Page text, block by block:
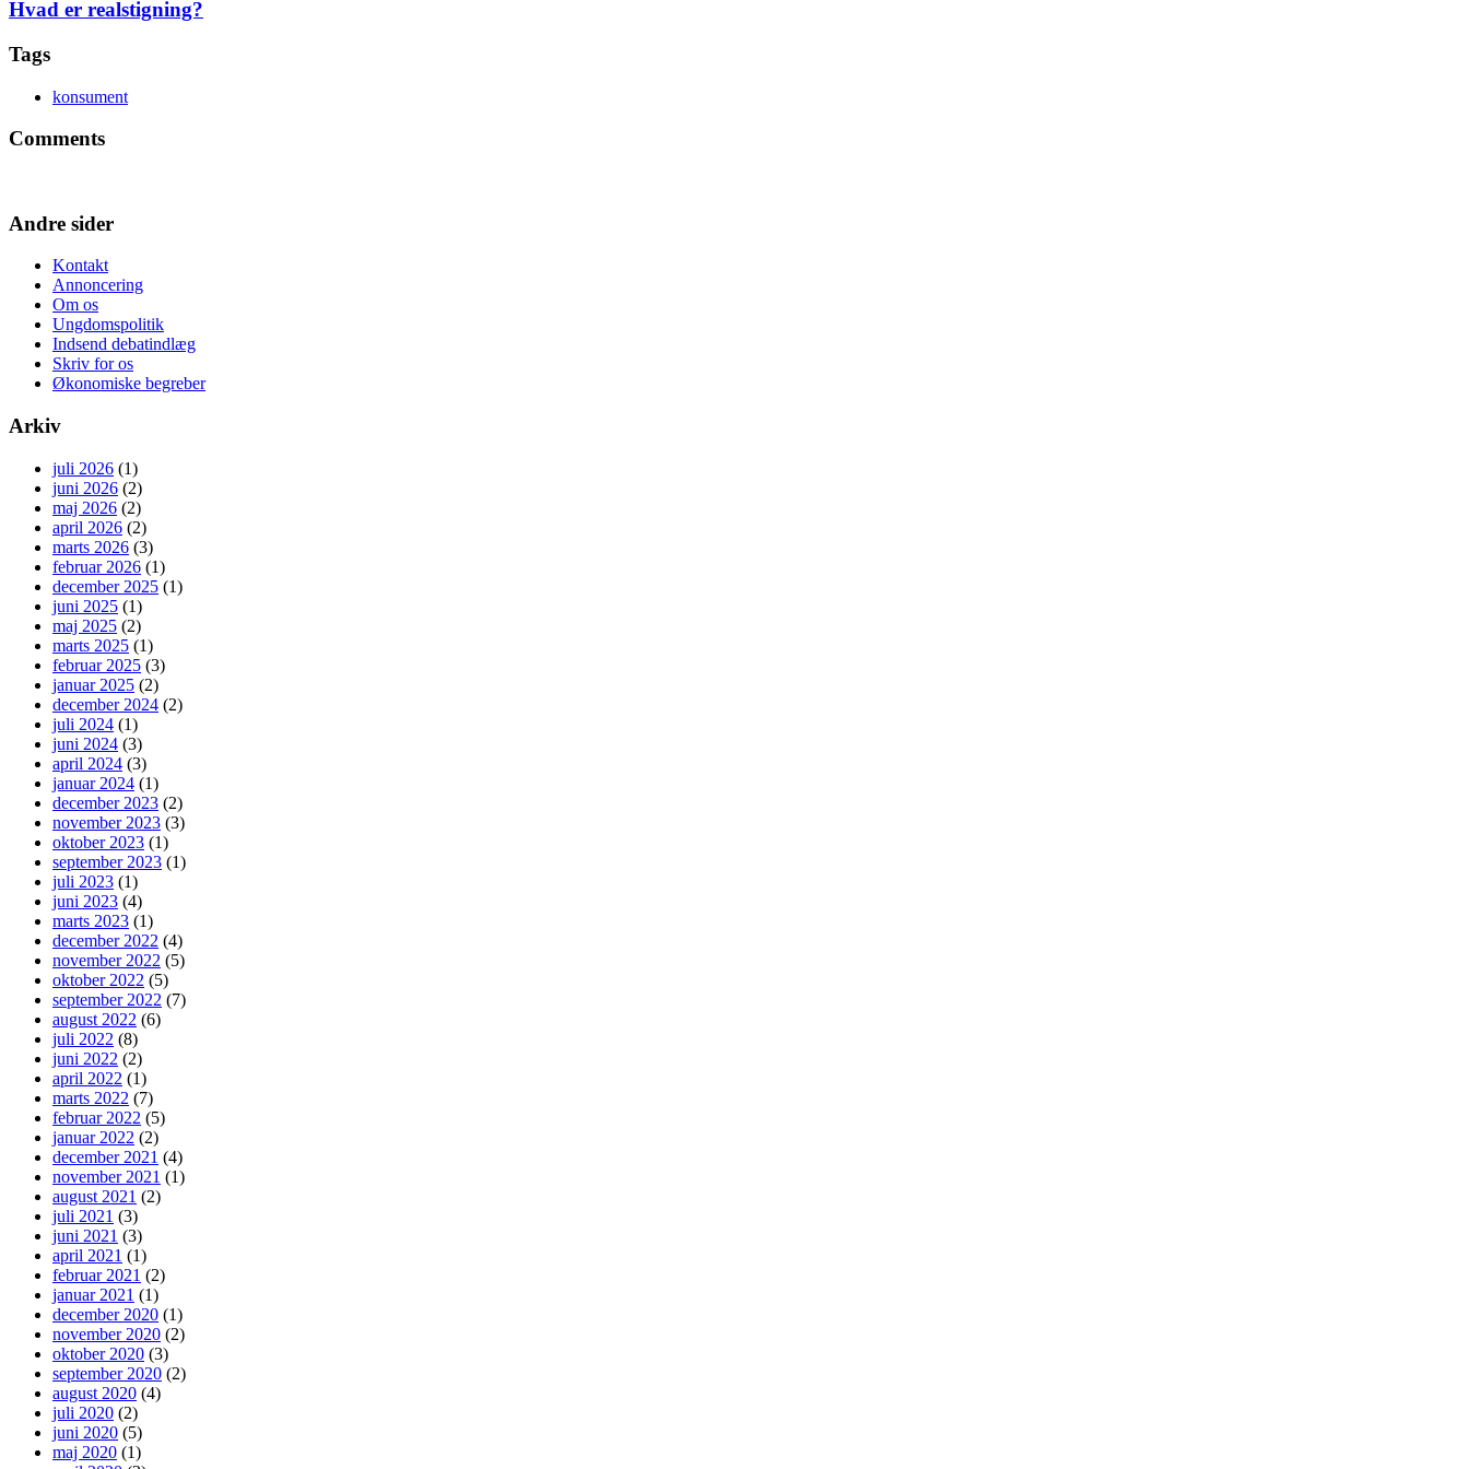
Hvad er realstigning?
Tags
konsument
Comments
Andre sider
Kontakt
Annoncering
Om os
Ungdomspolitik
Indsend debatindlæg
Skriv for os
Økonomiske begreber
Arkiv
juli 2026 (1)
juni 2026 (2)
maj 2026 (2)
april 2026 (2)
marts 2026 (3)
februar 2026 (1)
december 2025 (1)
juni 2025 (1)
maj 2025 (2)
marts 2025 (1)
februar 2025 (3)
januar 2025 (2)
december 2024 (2)
juli 2024 (1)
juni 2024 (3)
april 2024 (3)
januar 2024 (1)
december 2023 (2)
november 2023 (3)
oktober 2023 (1)
september 2023 (1)
juli 2023 (1)
juni 2023 (4)
marts 2023 (1)
december 2022 (4)
november 2022 (5)
oktober 2022 (5)
september 2022 (7)
august 2022 (6)
juli 2022 (8)
juni 2022 (2)
april 2022 (1)
marts 2022 (7)
februar 2022 (5)
januar 2022 (2)
december 2021 (4)
november 2021 (1)
august 2021 (2)
juli 2021 (3)
juni 2021 (3)
april 2021 (1)
februar 2021 (2)
januar 2021 (1)
december 2020 (1)
november 2020 (2)
oktober 2020 (3)
september 2020 (2)
august 2020 (4)
juli 2020 (2)
juni 2020 (5)
maj 2020 (1)